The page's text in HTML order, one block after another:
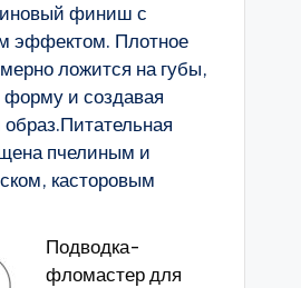
финиш с
эффектом. Плотное
ложится на губы,
форму и создавая
пчелиным и
касторовым
Подводка-
фломастер для